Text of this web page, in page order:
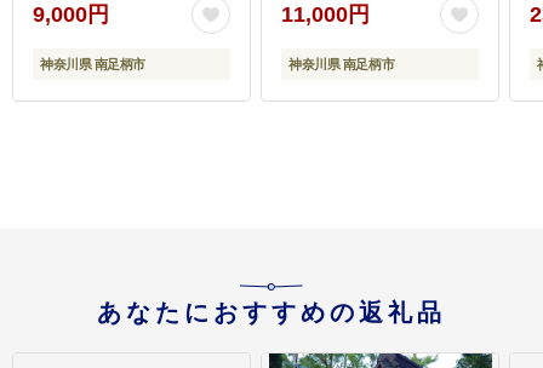
9,000円
神奈川県 南足柄市
11,000円
神奈川県 南足柄市
あなたにおすすめの返礼品